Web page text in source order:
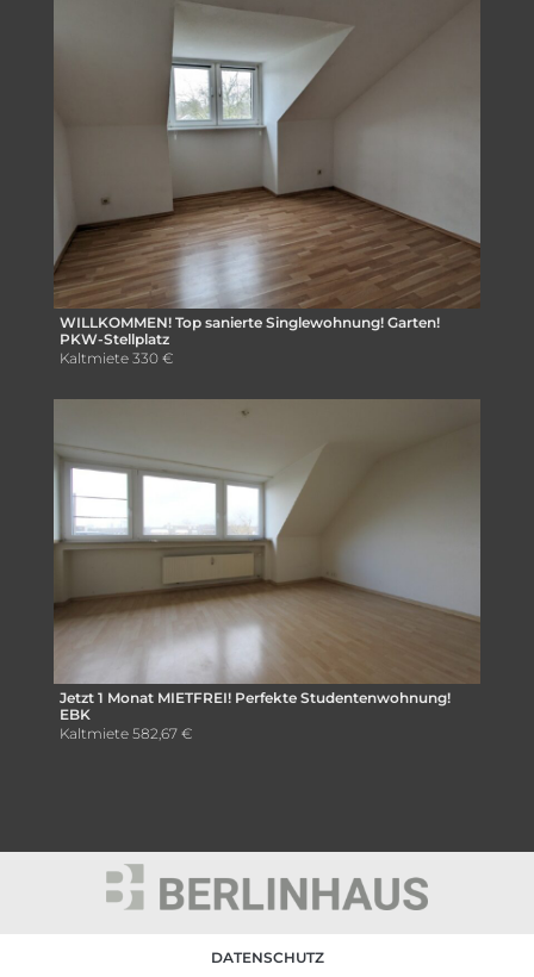
WILLKOMMEN! Top sanierte Singlewohnung! Garten!
PKW-Stellplatz
Kaltmiete 330 €
Jetzt 1 Monat MIETFREI! Perfekte Studentenwohnung!
EBK
Kaltmiete 582,67 €
DATENSCHUTZ